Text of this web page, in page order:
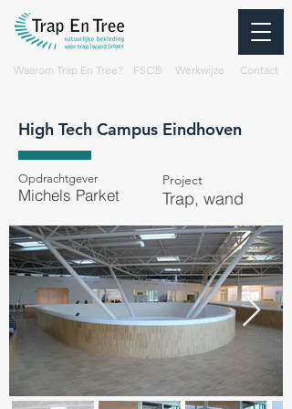
Waarom Trap En Tree? FSC® Werkwijze Contact
High Tech Campus Eindhoven
Opdrachtgever
Michels Parket
Project
Trap, wand